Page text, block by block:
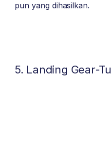
pun yang dihasilkan.
5. Landing Gear-